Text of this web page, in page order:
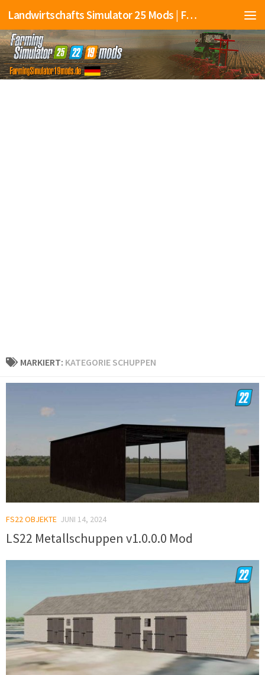
Landwirtschafts Simulator 25 Mods | Farming Simulator 25 Mods | FS25 Mods
MARKIERT: KATEGORIE SCHUPPEN
FS22 OBJEKTE JUNI 14, 2024
LS22 Metallschuppen v1.0.0.0 Mod